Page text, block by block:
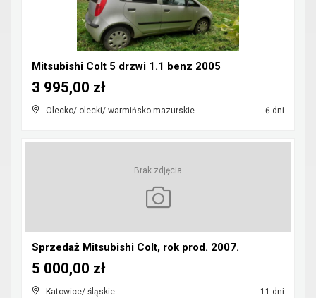
Mitsubishi Colt 5 drzwi 1.1 benz 2005
Olecko/ olecki/ warmińsko-mazurskie 6 dni
3 995,00 zł
Brak zdjęcia
Sprzedaż Mitsubishi Colt, rok prod. 2007.
Katowice/ śląskie 11 dni
5 000,00 zł